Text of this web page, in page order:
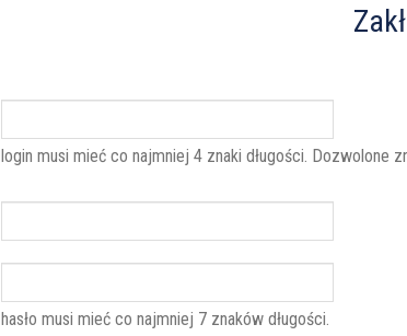
login musi mieć co najmniej 4 znaki długości. Dozwolone
hasło musi mieć co najmniej 7 znaków długości.